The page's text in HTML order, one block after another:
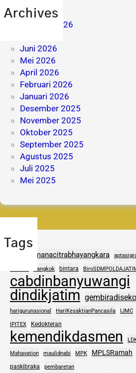
Archives
Agustus 2026
Juni 2026
Mei 2026
April 2026
Februari 2026
Januari 2026
Desember 2025
November 2025
Oktober 2025
September 2025
Agustus 2025
Juli 2025
Mei 2025
Tags
adhipramanacitrabhayangkara
Bangkok bintara
cabdinbanyuwangi
dindikjatim
harigurunasional HariKesaktianPancasila IJMC
IPITEX Kedokteran
kemendikdasmen
Mahavation maulidnabi MPK MPLSRamah
paskibraka pembaretan